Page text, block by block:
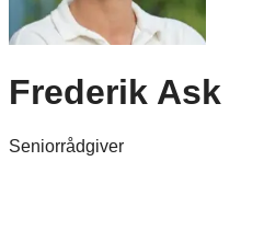
Frederik Ask
Seniorrådgiver